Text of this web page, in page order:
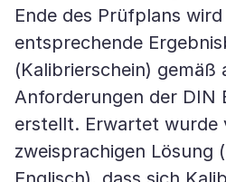
Ende des Prüfplans
entsprechende
(Kalibrierschein) gemäß
Anforderungen der DIN
erstellt. Erwartet wurde
zweisprachigen Lösung